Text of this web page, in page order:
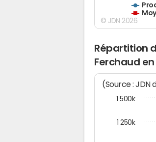
© JDN 2026
Répartition
Ferchaud
(Source : JDN
1 250k
1 500k